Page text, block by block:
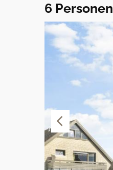
6 Personen